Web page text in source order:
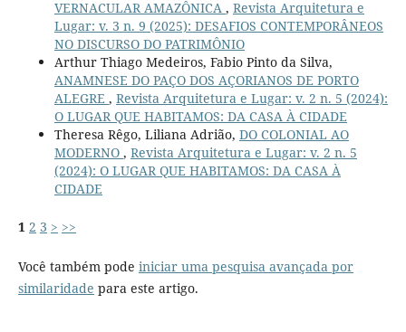
VERNACULAR AMAZÔNICA , Revista Arquitetura e
Lugar: v. 3 n. 9 (2025): DESAFIOS CONTEMPORÂNEOS
NO DISCURSO DO PATRIMÔNIO
Arthur Thiago Medeiros, Fabio Pinto da Silva,
ANAMNESE DO PAÇO DOS AÇORIANOS DE PORTO
ALEGRE , Revista Arquitetura e Lugar: v. 2 n. 5 (2024):
O LUGAR QUE HABITAMOS: DA CASA À CIDADE
Theresa Rêgo, Liliana Adrião, DO COLONIAL AO
MODERNO , Revista Arquitetura e Lugar: v. 2 n. 5
(2024): O LUGAR QUE HABITAMOS: DA CASA À
CIDADE
1 2 3 > >>
Você também pode iniciar uma pesquisa avançada por
similaridade para este artigo.